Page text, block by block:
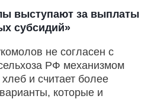
выступают за выплаты
субсидий»
не согласен с
РФ механизмом
и считает более
которые и